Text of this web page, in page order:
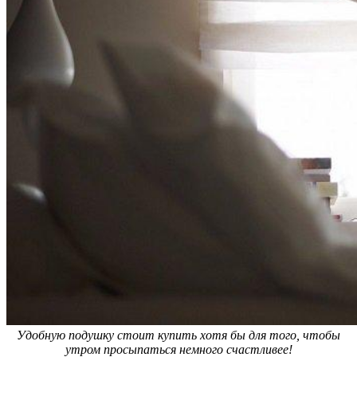
Удобную подушку стоит купить хотя бы для того, чтобы
утром просыпаться немного счастливее!